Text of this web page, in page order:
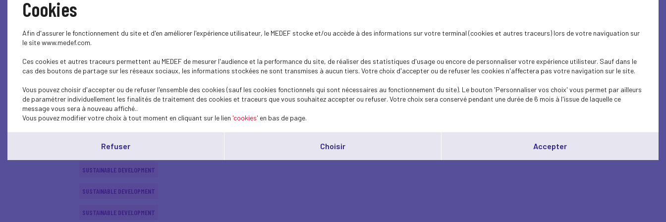
SUSTAINABLE DEVELOPMENT
SUSTAINABLE DEVELOPMENT
ECONOMY
SUSTAINABLE DEVELOPMENT
SUSTAINABLE DEVELOPMENT
SUSTAINABLE DEVELOPMENT
SUSTAINABLE DEVELOPMENT
Cookies
Afin d'assurer le fonctionnement du site et d'en améliorer l'expérience utilisateur, le MEDEF stocke et/ou accède à des informations sur votre terminal (cookies et autres traceurs) lors de votre naviguation sur
le site www.medef.com.
Ces cookies et autres traceurs permettent au MEDEF de mesurer l'audience et la performance du site, de réaliser des statistiques d'usage ou encore de personnaliser votre expérience utilisteur. Sauf dans le
cas des boutons de partage sur les réseaux sociaux, les informations stockées ne sont transmises à aucun tiers. Votre choix d'accepter ou de refuser les cookies n'affectera pas votre navigation sur le site.
Vous pouvez choisir d'accepter ou de refuser l'ensemble des cookies (sauf les cookies fonctionnels qui sont nécessaires au fonctionnement du site). Le bouton 'Personnaliser vos choix' vous permet par ailleurs
de paramétrer individuellement les finalités de traitement des cookies et traceurs que vous souhaitez accepter ou refuser. Votre choix sera conservé pendant une durée de 6 mois à l'issue de laquelle ce
message vous sera à nouveau affiché..
Vous pouvez modifier votre choix à tout moment en cliquant sur le lien 'cookies' en bas de page.
Refuser Choisir Accepter